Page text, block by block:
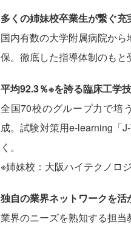
多くの姉妹校卒業生が繋ぐ充
国内有数の大学附属病院か
保。徹底した指導体制のもと
平均92.3％※を誇る臨床工学
全国70校のグループ力で培
成。試験対策用e-learning「
く。
※姉妹校：大阪ハイテクノロ
独自の業界ネットワークを活
業界のニーズを熟知する担